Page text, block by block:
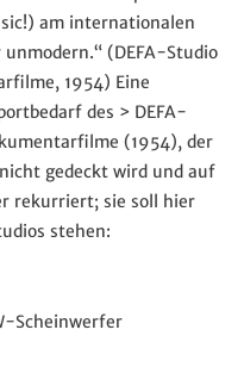
am internationalen
(DEFA-Studio
1954) Eine
des > DEFA-
(1954), der
gedeckt wird und auf
rekurriert; sie soll hier
stehen:
Scheinwerfer